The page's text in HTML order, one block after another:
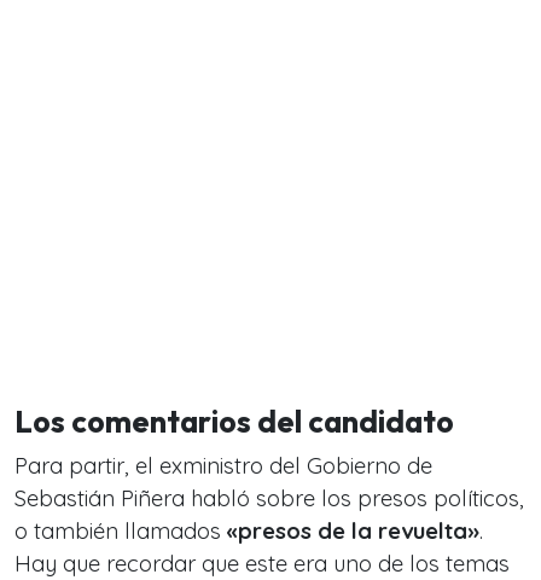
Los comentarios del candidato
Para partir, el exministro del Gobierno de
Sebastián Piñera habló sobre los presos políticos,
o también llamados «presos de la revuelta».
Hay que recordar que este era uno de los temas